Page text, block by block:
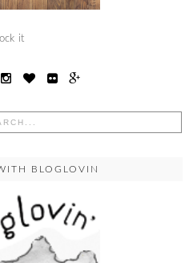
it
BLOGLOVIN